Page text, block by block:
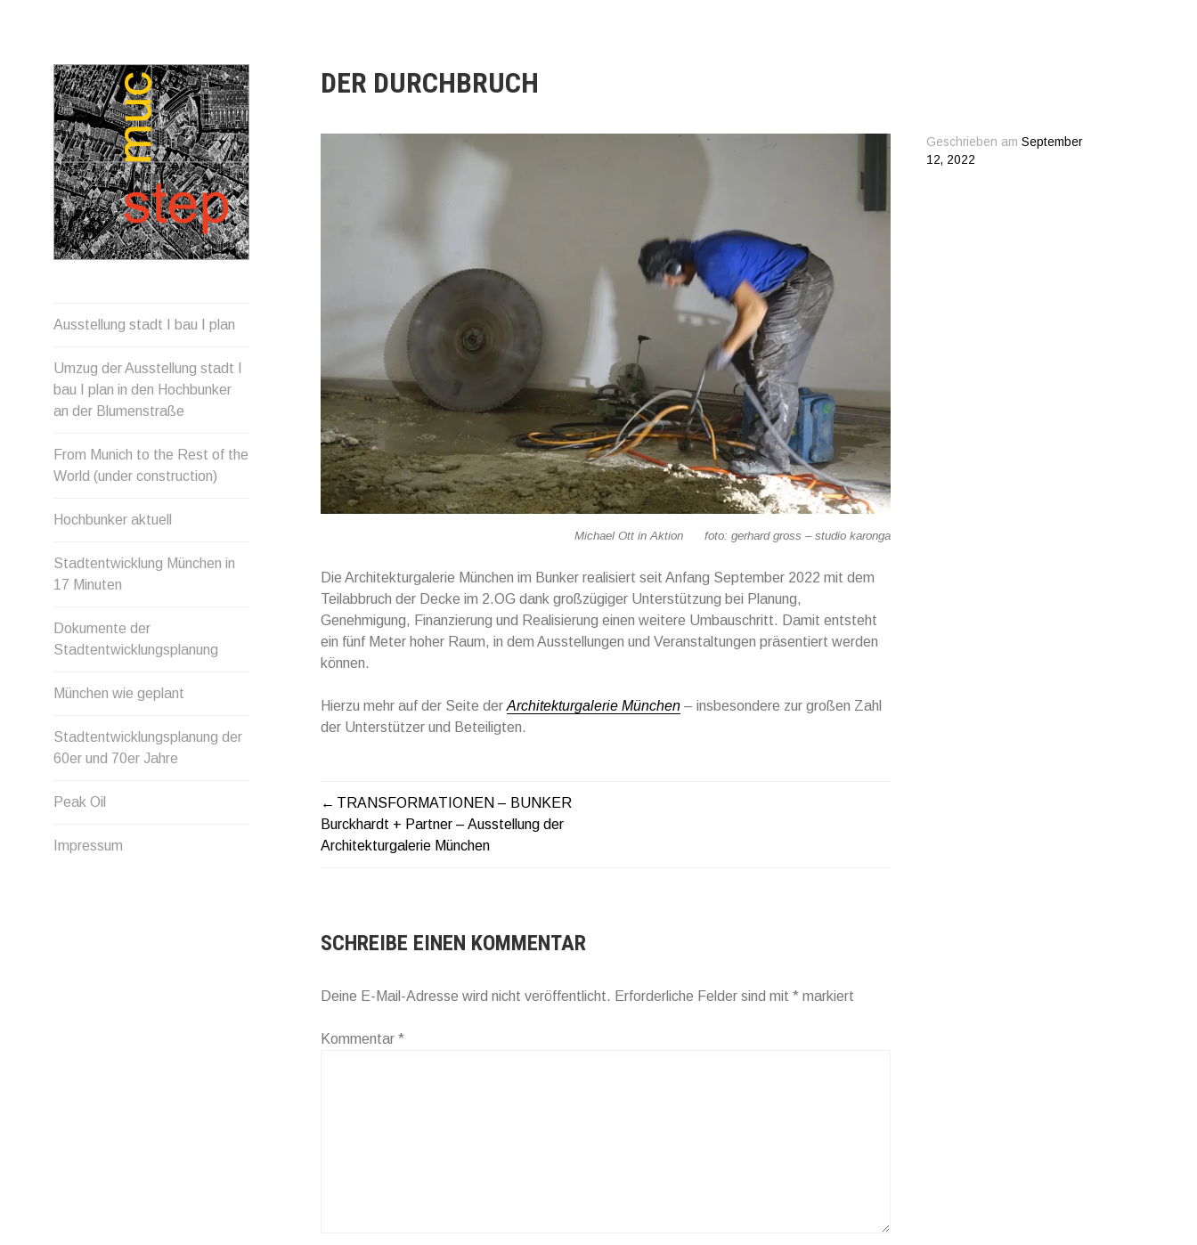
Ausstellung stadt I bau I plan
Umzug der Ausstellung stadt I
bau I plan in den Hochbunker
an der Blumenstraße
From Munich to the Rest of the
World (under construction)
Hochbunker aktuell
Stadtentwicklung München in
17 Minuten
Dokumente der
Stadtentwicklungsplanung
München wie geplant
Stadtentwicklungsplanung der
60er und 70er Jahre
Peak Oil
Impressum
DER DURCHBRUCH
Michael Ott in Aktion foto: gerhard gross – studio karonga
Die Architekturgalerie München im Bunker realisiert seit Anfang September 2022 mit dem
Teilabbruch der Decke im 2.OG dank großzügiger Unterstützung bei Planung,
Genehmigung, Finanzierung und Realisierung einen weitere Umbauschritt. Damit entsteht
ein fünf Meter hoher Raum, in dem Ausstellungen und Veranstaltungen präsentiert werden
können.
Hierzu mehr auf der Seite der Architekturgalerie München – insbesondere zur großen Zahl
der Unterstützer und Beteiligten.
Geschrieben amSeptember
12, 2022
BEITRAGSNAVIGATION
TRANSFORMATIONEN – BUNKER
Burckhardt + Partner – Ausstellung der
Architekturgalerie München
SCHREIBE EINEN KOMMENTAR
Deine E-Mail-Adresse wird nicht veröffentlicht. Erforderliche Felder sind mit * markiert
Kommentar *